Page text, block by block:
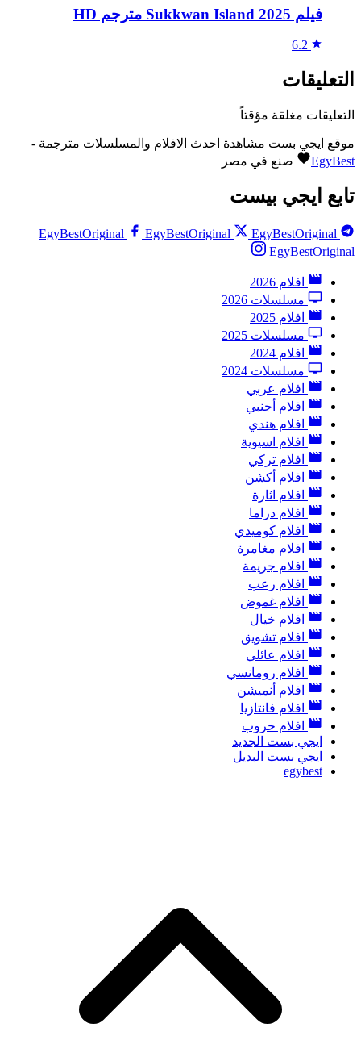
فيلم Sukkwan Island 2025 مترجم HD
6.2
التعليقات
التعليقات مغلقة مؤقتاً
موقع ايجي بست مشاهدة احدث الافلام والمسلسلات مترجمة -
EgyBest
صنع في مصر
تابع ايجي بيست
EgyBestOriginal EgyBestOriginal
EgyBestOriginal
EgyBestOriginal
افلام 2026
مسلسلات 2026
افلام 2025
مسلسلات 2025
افلام 2024
مسلسلات 2024
افلام عربي
افلام أجنبي
افلام هندي
افلام اسيوية
افلام تركي
افلام أكشن
افلام اثارة
افلام دراما
افلام كوميدي
افلام مغامرة
افلام جريمة
افلام رعب
افلام غموض
افلام خيال
افلام تشويق
افلام عائلي
افلام رومانسي
افلام أنميشن
افلام فانتازيا
افلام حروب
ايجي بست الجديد
ايجي بست البديل
egybest